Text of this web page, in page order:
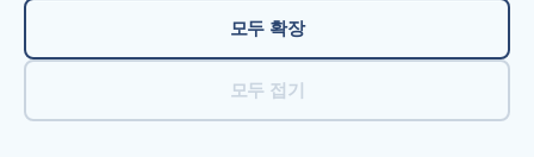
모두 확장
모두 접기